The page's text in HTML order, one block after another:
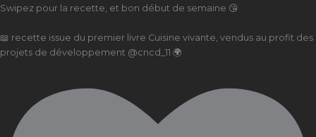
Swipez pour la recette, et bon début de semaine 😘
📖 recette issue du premier livre Cuisine vivante, vendus au profit des
projets de développement @cncd_11 🌍